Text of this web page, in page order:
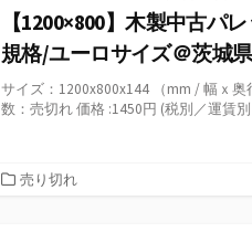
【1200×800】木製中古パ
規格/ユーロサイズ＠茨城
サイズ：1200x800x144 （mm / 幅ｘ奥
数：売切れ 価格 :1450円 (税別／運賃別
カ売り切れ